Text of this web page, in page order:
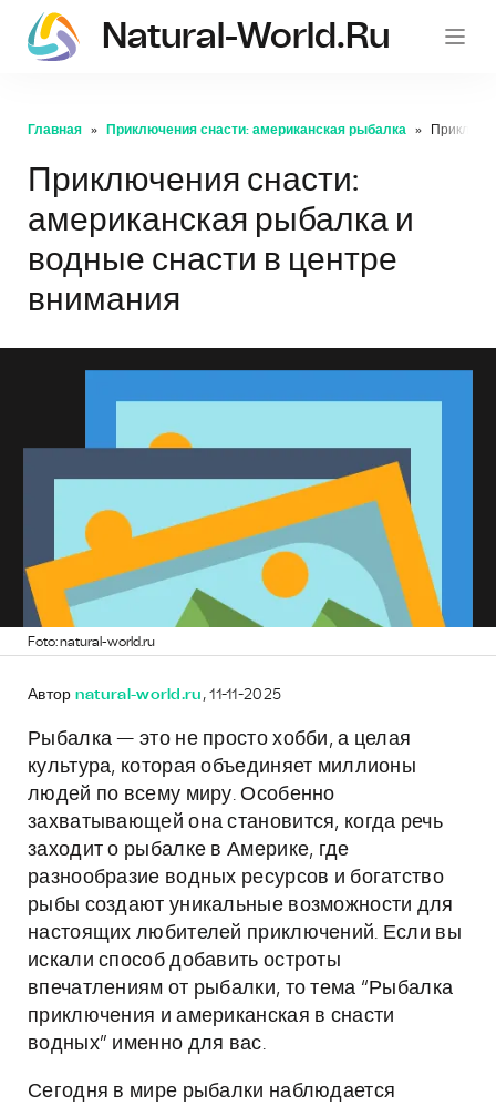
Natural-World.ru
Главная Приключения снасти: американская рыбалка
Приключения снасти:
американская рыбалка и
водные снасти в центре
внимания
Foto: natural-world.ru
Автор natural-world.ru , 11-11-2025
Рыбалка — это не просто хобби, а целая
культура, которая объединяет миллионы
людей по всему миру. Особенно
захватывающей она становится, когда речь
заходит о рыбалке в Америке, где
разнообразие водных ресурсов и богатство
рыбы создают уникальные возможности для
настоящих любителей приключений. Если вы
искали способ добавить остроты
впечатлениям от рыбалки, то тема “Рыбалка
приключения и американская в снасти
водных” именно для вас.
Сегодня в мире рыбалки наблюдается